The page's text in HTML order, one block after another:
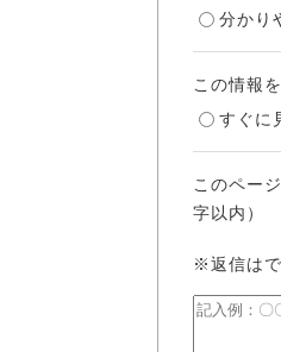
分かり
この情報
すぐに
このペー
字以内）
※返信はで